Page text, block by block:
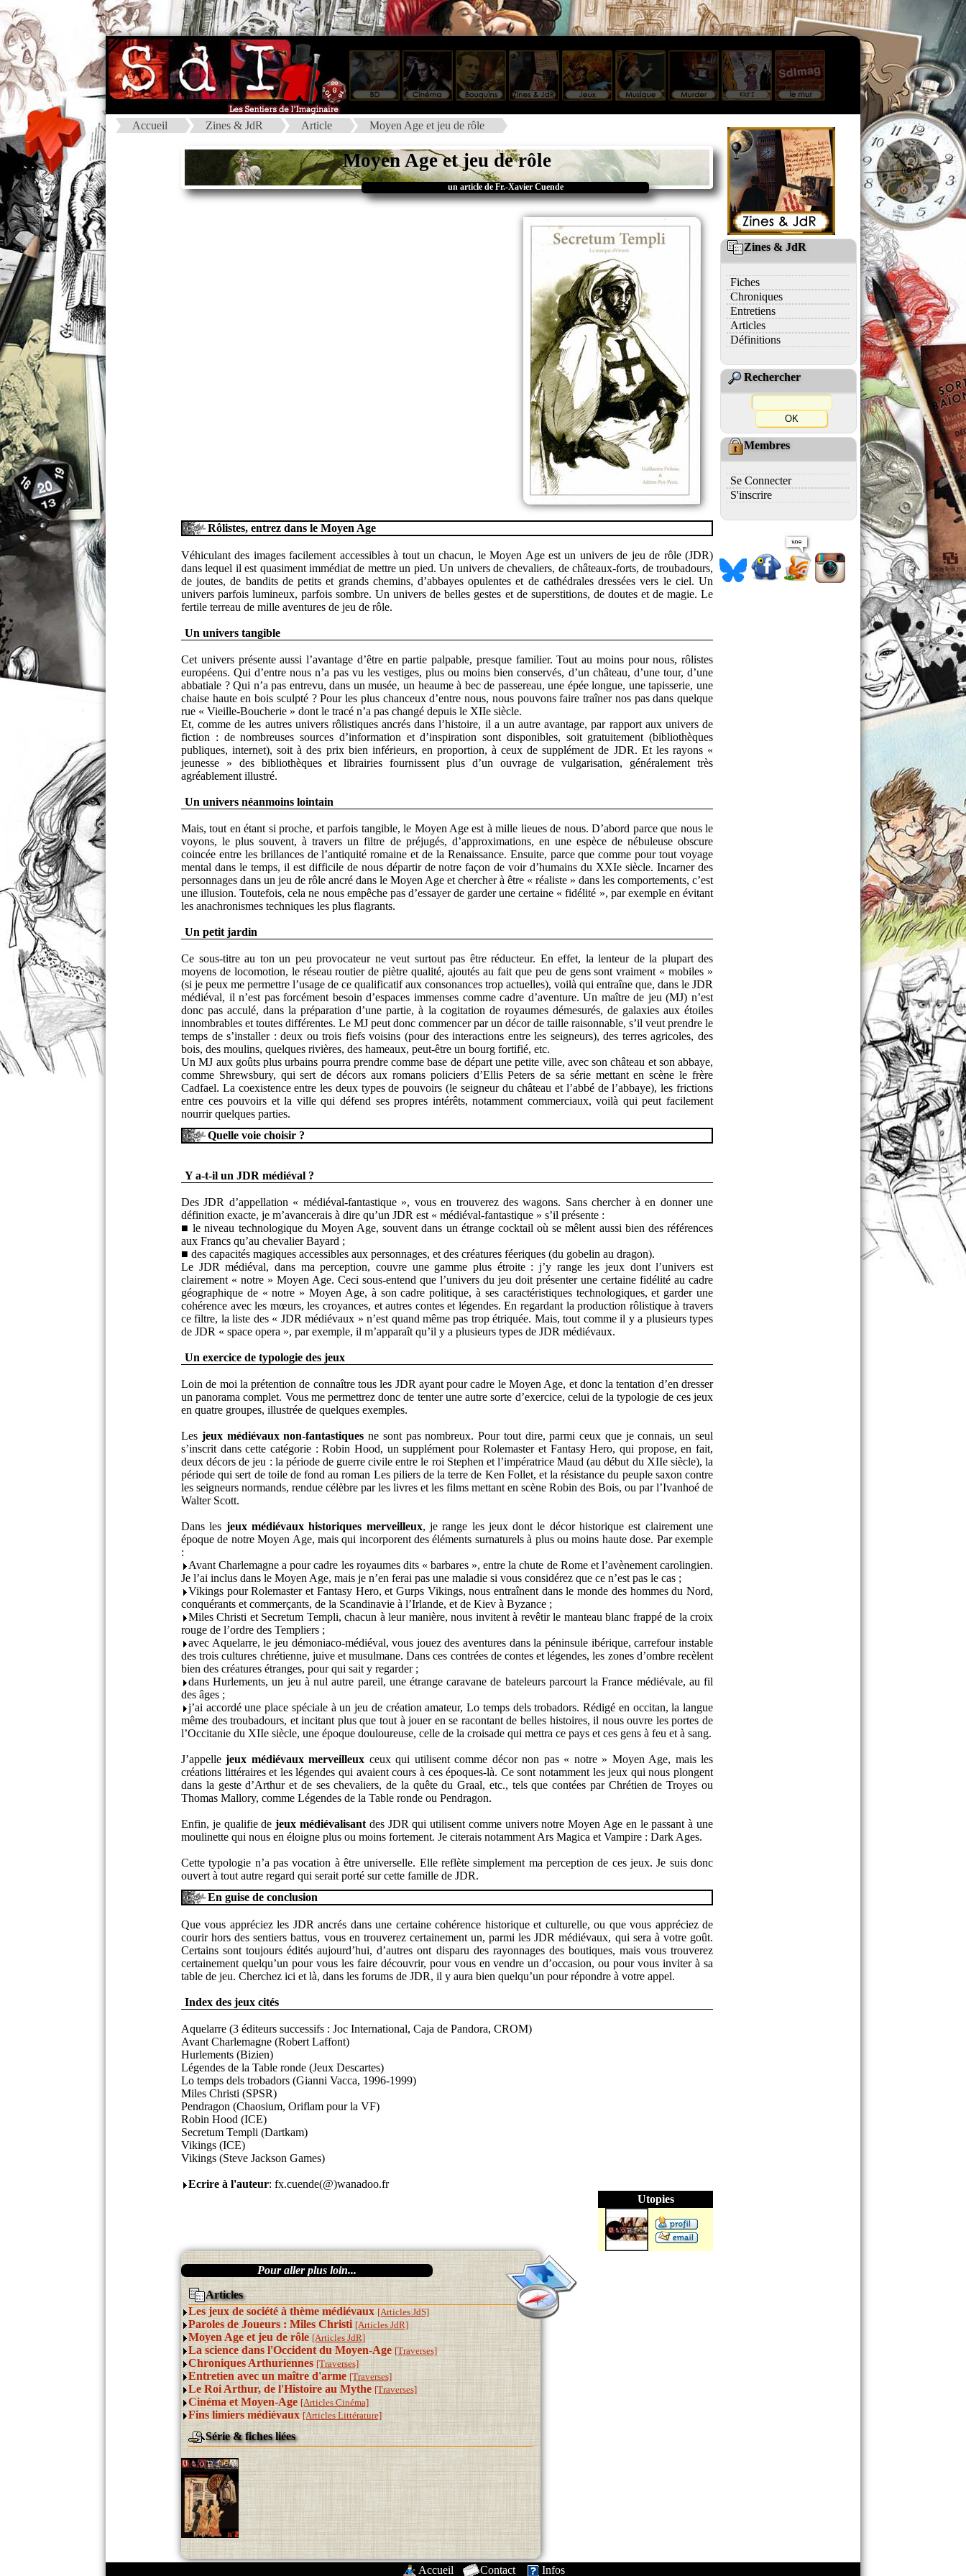
Accueil Zines & JdR Article Moyen Age et jeu de rôle
Moyen Age et jeu de rôle
un article de Fr.-Xavier Cuende
Rôlistes, entrez dans le Moyen Age
Véhiculant des images facilement accessibles à tout un chacun, le Moyen Age est un univers de jeu de rôle (JDR)
dans lequel il est quasiment immédiat de mettre un pied. Un univers de chevaliers, de châteaux-forts, de troubadours,
de joutes, de bandits de petits et grands chemins, d’abbayes opulentes et de cathédrales dressées vers le ciel. Un
univers parfois lumineux, parfois sombre. Un univers de belles gestes et de superstitions, de doutes et de magie. Le
fertile terreau de mille aventures de jeu de rôle.
Un univers tangible
Cet univers présente aussi l’avantage d’être en partie palpable, presque familier. Tout au moins pour nous, rôlistes
européens. Qui d’entre nous n’a pas vu les vestiges, plus ou moins bien conservés, d’un château, d’une tour, d’une
abbatiale ? Qui n’a pas entrevu, dans un musée, un heaume à bec de passereau, une épée longue, une tapisserie, une
chaise haute en bois sculpté ? Pour les plus chanceux d’entre nous, nous pouvons faire traîner nos pas dans quelque
rue « Vieille-Boucherie » dont le tracé n’a pas changé depuis le XIIe siècle.
Et, comme de les autres univers rôlistiques ancrés dans l’histoire, il a un autre avantage, par rapport aux univers de
fiction : de nombreuses sources d’information et d’inspiration sont disponibles, soit gratuitement (bibliothèques
publiques, internet), soit à des prix bien inférieurs, en proportion, à ceux de supplément de JDR. Et les rayons «
jeunesse » des bibliothèques et librairies fournissent plus d’un ouvrage de vulgarisation, généralement très
agréablement illustré.
Un univers néanmoins lointain
Mais, tout en étant si proche, et parfois tangible, le Moyen Age est à mille lieues de nous. D’abord parce que nous le
voyons, le plus souvent, à travers un filtre de préjugés, d’approximations, en une espèce de nébuleuse obscure
coincée entre les brillances de l’antiquité romaine et de la Renaissance. Ensuite, parce que comme pour tout voyage
mental dans le temps, il est difficile de nous départir de notre façon de voir d’humains du XXIe siècle. Incarner des
personnages dans un jeu de rôle ancré dans le Moyen Age et chercher à être « réaliste » dans les comportements, c’est
une illusion. Toutefois, cela ne nous empêche pas d’essayer de garder une certaine « fidélité », par exemple en évitant
les anachronismes techniques les plus flagrants.
Un petit jardin
Ce sous-titre au ton un peu provocateur ne veut surtout pas être réducteur. En effet, la lenteur de la plupart des
moyens de locomotion, le réseau routier de piètre qualité, ajoutés au fait que peu de gens sont vraiment « mobiles »
(si je peux me permettre l’usage de ce qualificatif aux consonances trop actuelles), voilà qui entraîne que, dans le JDR
médiéval, il n’est pas forcément besoin d’espaces immenses comme cadre d’aventure. Un maître de jeu (MJ) n’est
donc pas acculé, dans la préparation d’une partie, à la cogitation de royaumes démesurés, de galaxies aux étoiles
innombrables et toutes différentes. Le MJ peut donc commencer par un décor de taille raisonnable, s’il veut prendre le
temps de s’installer : deux ou trois fiefs voisins (pour des interactions entre les seigneurs), des terres agricoles, des
bois, des moulins, quelques rivières, des hameaux, peut-être un bourg fortifié, etc.
Un MJ aux goûts plus urbains pourra prendre comme base de départ une petite ville, avec son château et son abbaye,
comme Shrewsbury, qui sert de décors aux romans policiers d’Ellis Peters de sa série mettant en scène le frère
Cadfael. La coexistence entre les deux types de pouvoirs (le seigneur du château et l’abbé de l’abbaye), les frictions
entre ces pouvoirs et la ville qui défend ses propres intérêts, notamment commerciaux, voilà qui peut facilement
nourrir quelques parties.
Quelle voie choisir ?
Y a-t-il un JDR médiéval ?
Des JDR d’appellation « médiéval-fantastique », vous en trouverez des wagons. Sans chercher à en donner une
définition exacte, je m’avancerais à dire qu’un JDR est « médiéval-fantastique » s’il présente :
■ le niveau technologique du Moyen Age, souvent dans un étrange cocktail où se mêlent aussi bien des références
aux Francs qu’au chevalier Bayard ;
■ des capacités magiques accessibles aux personnages, et des créatures féeriques (du gobelin au dragon).
Le JDR médiéval, dans ma perception, couvre une gamme plus étroite : j’y range les jeux dont l’univers est
clairement « notre » Moyen Age. Ceci sous-entend que l’univers du jeu doit présenter une certaine fidélité au cadre
géographique de « notre » Moyen Age, à son cadre politique, à ses caractéristiques technologiques, et garder une
cohérence avec les mœurs, les croyances, et autres contes et légendes. En regardant la production rôlistique à travers
ce filtre, la liste des « JDR médiévaux » n’est quand même pas trop étriquée. Mais, tout comme il y a plusieurs types
de JDR « space opera », par exemple, il m’apparaît qu’il y a plusieurs types de JDR médiévaux.
Un exercice de typologie des jeux
Loin de moi la prétention de connaître tous les JDR ayant pour cadre le Moyen Age, et donc la tentation d’en dresser
un panorama complet. Vous me permettrez donc de tenter une autre sorte d’exercice, celui de la typologie de ces jeux
en quatre groupes, illustrée de quelques exemples.
Les jeux médiévaux non-fantastiques ne sont pas nombreux. Pour tout dire, parmi ceux que je connais, un seul
s’inscrit dans cette catégorie : Robin Hood, un supplément pour Rolemaster et Fantasy Hero, qui propose, en fait,
deux décors de jeu : la période de guerre civile entre le roi Stephen et l’impératrice Maud (au début du XIIe siècle), la
période qui sert de toile de fond au roman Les piliers de la terre de Ken Follet, et la résistance du peuple saxon contre
les seigneurs normands, rendue célèbre par les livres et les films mettant en scène Robin des Bois, ou par l’Ivanhoé de
Walter Scott.
Dans les jeux médiévaux historiques merveilleux, je range les jeux dont le décor historique est clairement une
époque de notre Moyen Age, mais qui incorporent des éléments surnaturels à plus ou moins haute dose. Par exemple
:
Avant Charlemagne a pour cadre les royaumes dits « barbares », entre la chute de Rome et l’avènement carolingien.
Je l’ai inclus dans le Moyen Age, mais je n’en ferai pas une maladie si vous considérez que ce n’est pas le cas ;
Vikings pour Rolemaster et Fantasy Hero, et Gurps Vikings, nous entraînent dans le monde des hommes du Nord,
conquérants et commerçants, de la Scandinavie à l’Irlande, et de Kiev à Byzance ;
Miles Christi et Secretum Templi, chacun à leur manière, nous invitent à revêtir le manteau blanc frappé de la croix
rouge de l’ordre des Templiers ;
avec Aquelarre, le jeu démoniaco-médiéval, vous jouez des aventures dans la péninsule ibérique, carrefour instable
des trois cultures chrétienne, juive et musulmane. Dans ces contrées de contes et légendes, les zones d’ombre recèlent
bien des créatures étranges, pour qui sait y regarder ;
dans Hurlements, un jeu à nul autre pareil, une étrange caravane de bateleurs parcourt la France médiévale, au fil
des âges ;
j’ai accordé une place spéciale à un jeu de création amateur, Lo temps dels trobadors. Rédigé en occitan, la langue
même des troubadours, et incitant plus que tout à jouer en se racontant de belles histoires, il nous ouvre les portes de
l’Occitanie du XIIe siècle, une époque douloureuse, celle de la croisade qui mettra ce pays et ces gens à feu et à sang.
J’appellejeux médiévaux merveilleux ceux qui utilisent comme décor non pas « notre » Moyen Age, mais les
créations littéraires et les légendes qui avaient cours à ces époques-là. Ce sont notamment les jeux qui nous plongent
dans la geste d’Arthur et de ses chevaliers, de la quête du Graal, etc., tels que contées par Chrétien de Troyes ou
Thomas Mallory, comme Légendes de la Table ronde ou Pendragon.
Enfin, je qualifie dejeux médiévalisantdes JDR qui utilisent comme univers notre Moyen Age en le passant à une
moulinette qui nous en éloigne plus ou moins fortement. Je citerais notamment Ars Magica et Vampire : Dark Ages.
Cette typologie n’a pas vocation à être universelle. Elle reflète simplement ma perception de ces jeux. Je suis donc
ouvert à tout autre regard qui serait porté sur cette famille de JDR.
En guise de conclusion
Que vous appréciez les JDR ancrés dans une certaine cohérence historique et culturelle, ou que vous appréciez de
courir hors des sentiers battus, vous en trouverez certainement un, parmi les JDR médiévaux, qui sera à votre goût.
Certains sont toujours édités aujourd’hui, d’autres ont disparu des rayonnages des boutiques, mais vous trouverez
certainement quelqu’un pour vous les faire découvrir, pour vous en vendre un d’occasion, ou pour vous inviter à sa
table de jeu. Cherchez ici et là, dans les forums de JDR, il y aura bien quelqu’un pour répondre à votre appel.
Index des jeux cités
Aquelarre (3 éditeurs successifs : Joc International, Caja de Pandora, CROM)
Avant Charlemagne (Robert Laffont)
Hurlements (Bizien)
Légendes de la Table ronde (Jeux Descartes)
Lo temps dels trobadors (Gianni Vacca, 1996-1999)
Miles Christi (SPSR)
Pendragon (Chaosium, Oriflam pour la VF)
Robin Hood (ICE)
Secretum Templi (Dartkam)
Vikings (ICE)
Vikings (Steve Jackson Games)
Ecrire à l'auteur: fx.cuende(@)wanadoo.fr
Utopies
Pour aller plus loin...
Articles
Les jeux de société à thème médiévaux [Articles JdS]
Paroles de Joueurs : Miles Christi [Articles JdR]
Moyen Age et jeu de rôle [Articles JdR]
La science dans l'Occident du Moyen-Age [Traverses]
Chroniques Arthuriennes [Traverses]
Entretien avec un maître d'arme [Traverses]
Le Roi Arthur, de l'Histoire au Mythe [Traverses]
Cinéma et Moyen-Age [Articles Cinéma]
Fins limiers médiévaux [Articles Littérature]
Série & fiches liées
Zines & JdR
Fiches
Chroniques
Entretiens
Articles
Définitions
Rechercher
Membres
Se Connecter
S'inscrire
Accueil Contact Infos